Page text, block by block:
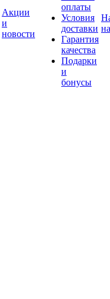
Акции
и
новости
оплаты
Условия
доставки
Гарантия
качества
Подарки
и
бонусы